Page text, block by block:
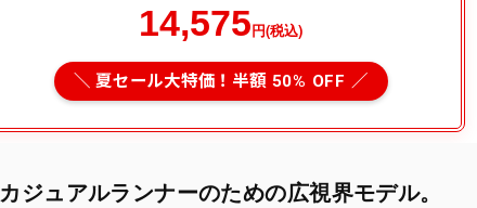
14,575円(税込)
＼ 夏セール大特価！半額 50% OFF ／
カジュアルランナーのための広視界モデル。